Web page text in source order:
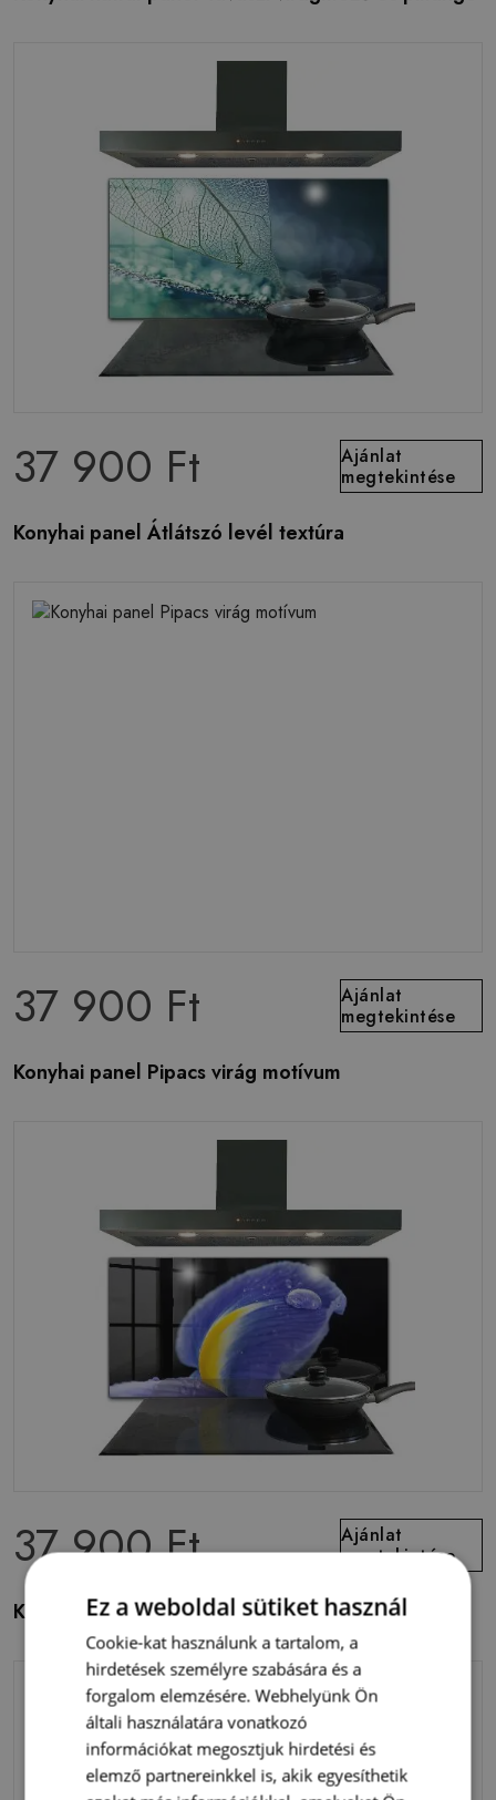
37 900 Ft
Ajánlat
megtekintése
Konyhai panel Átlátszó levél textúra
37 900 Ft
Ajánlat
megtekintése
Konyhai panel Pipacs virág motívum
37 900 Ft
Ajánlat
megtekintése
Konyhai panel Iris virág közelképe
Ez a weboldal sütiket használ
Cookie-kat használunk a tartalom, a
hirdetések személyre szabására és a
forgalom elemzésére. Webhelyünk Ön
általi használatára vonatkozó
információkat megosztjuk hirdetési és
elemző partnereinkkel is, akik egyesíthetik